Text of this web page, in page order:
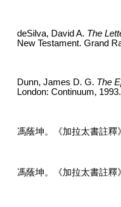
deSilva, David A. The
New Testament. Grand
Dunn, James D. G. The
London: Continuum, 1993.
馮蔭坤。《加拉太書註釋
馮蔭坤。《加拉太書註釋